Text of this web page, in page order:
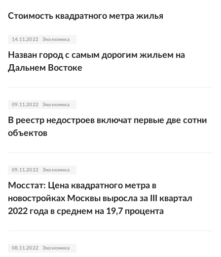
Стоимость квадратного метра жилья
14.11.2022 Экономика
Назван город с самым дорогим жильем на
Дальнем Востоке
09.11.2022 Экономика
В реестр недостроев включат первые две сотни
объектов
09.11.2022 Экономика
Мосстат: Цена квадратного метра в
новостройках Москвы выросла за III квартал
2022 года в среднем на 19,7 процента
08.11.2022 Экономика